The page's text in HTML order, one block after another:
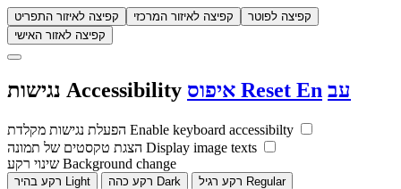
קפיצה לאיזור התפריט קפיצה לאיזור המרכזי
קפיצה לפוטר
קפיצה לאזור האישי
Accessibility Reset En עב
Enable keyboard accessibilty
Display image texts
Background change
Light Dark Regular